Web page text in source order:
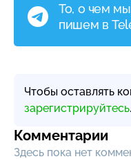
То, о чем
пишем в
Чтобы оставлять
зарегистрируйтесь.
Комментарии
Здесь пока нет